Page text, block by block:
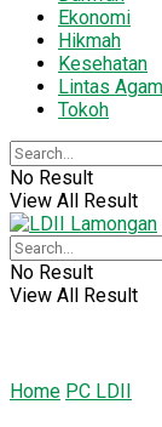
Ekonomi
Hikmah
Kesehatan
Lintas
Tokoh
No Result
View All Result
No Result
View All Result
Home PC LDII